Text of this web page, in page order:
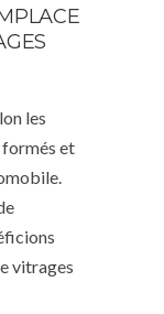
les
formés et
vitrages